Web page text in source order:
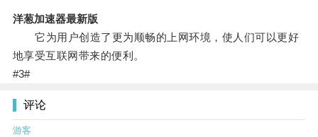
洋葱加速器最新版
它为用户创造了更为顺畅的上网环境，使人们可以更好
地享受互联网带来的便利。
#3#
评论
游客